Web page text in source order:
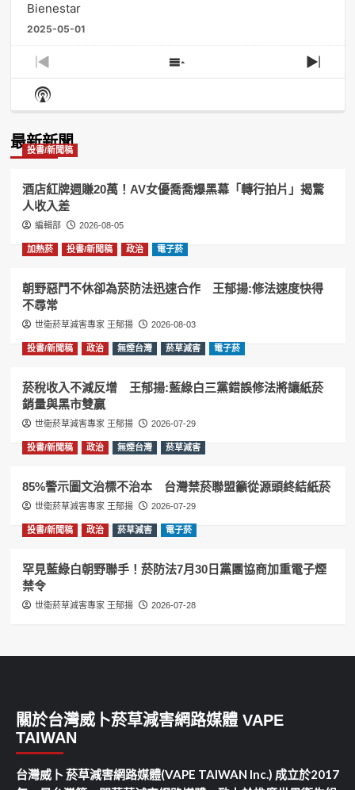
Bienestar
2025-05-01
Previous
Episode
Show
Episodes
Next
Show
Podcast
最新新聞
投書/新聞稿
酒店紅牌週賺20萬！AV女優喬喬爆黑幕「轉行拍片」揭驚
人收入差
編輯部 2026-08-05
加熱菸 投書/新聞稿 政治 電子菸
朝野惡鬥不休卻為菸防法迅速合作 王郁揚:修法速度快得
不尋常
世衛菸草減害專家 王郁揚 2026-08-03
投書/新聞稿 政治 無煙台灣 菸草減害 電子菸
菸稅收入不減反增 王郁揚:藍綠白三黨錯誤修法將讓紙菸
銷量與黑市雙贏
世衛菸草減害專家 王郁揚 2026-07-29
投書/新聞稿 政治 無煙台灣 菸草減害
85%警示圖文治標不治本 台灣禁菸聯盟籲從源頭終結紙菸
世衛菸草減害專家 王郁揚 2026-07-29
投書/新聞稿 政治 菸草減害 電子菸
罕見藍綠白朝野聯手！菸防法7月30日黨團協商加重電子煙
禁令
世衛菸草減害專家 王郁揚 2026-07-28
關於台灣威卜菸草減害網路媒體 VAPE
TAIWAN
台灣威卜 菸草減害網路媒體(VAPE TAIWAN Inc.) 成立於2017